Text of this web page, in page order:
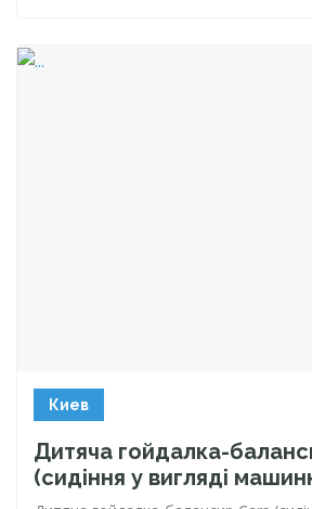
Киев
Дитяча гойдалка-
(сидіння у вигляді